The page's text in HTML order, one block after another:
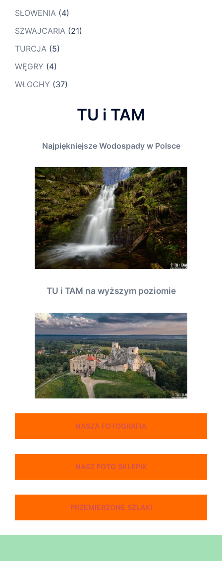
SŁOWENIA (4)
SZWAJCARIA (21)
TURCJA (5)
WĘGRY (4)
WŁOCHY (37)
TU i TAM
Najpiękniejsze Wodospady w Polsce
TU i TAM na wyższym poziomie
NASZA FOTOGRAFIA
NASZ FOTO SKLEPIK
PRZEMIERZONE SZLAKI